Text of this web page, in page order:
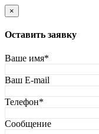
×
Оставить заявку
Ваше имя*
Ваш E-mail
Телефон*
Сообщение